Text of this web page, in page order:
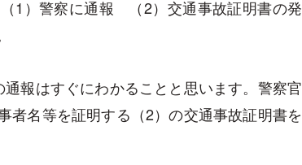
1）警察に通報 （2）交通事故証明書の発
報はすぐにわかることと思います。警察官
者名等を証明する（2）の交通事故証明書を